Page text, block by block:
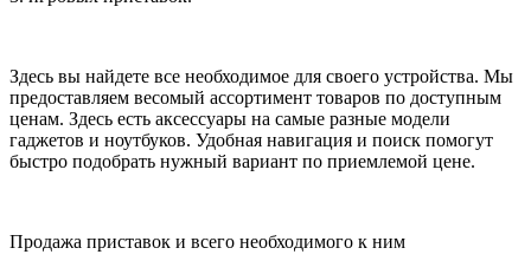
Здесь вы найдете все необходимое для своего устройства. Мы
предоставляем весомый ассортимент товаров по доступным
ценам. Здесь есть аксессуары на самые разные модели
гаджетов и ноутбуков. Удобная навигация и поиск помогут
быстро подобрать нужный вариант по приемлемой цене.
Продажа приставок и всего необходимого к ним